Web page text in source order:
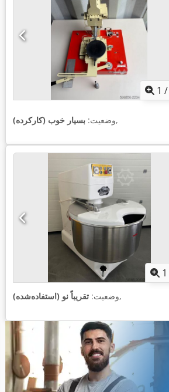
1 /
وضعیت: بسیار خوب (کارکرده) ,
1
وضعیت: تقریباً نو (استفاده‌شده) ,